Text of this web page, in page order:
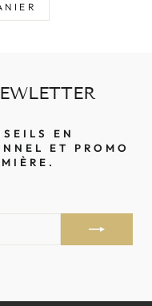
EN
ET PROMO